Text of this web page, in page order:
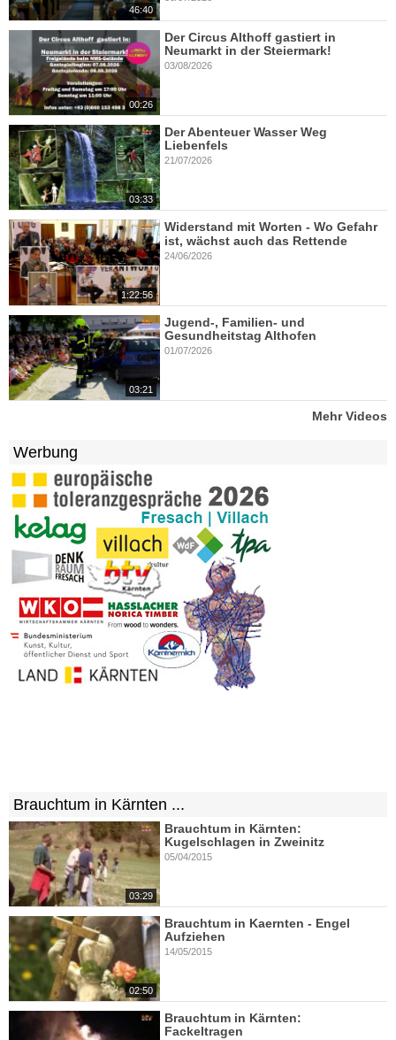
46:40
00:26
Der Circus Althoff gastiert in
Neumarkt in der Steiermark!
03/08/2026
03:33
Der Abenteuer Wasser Weg
Liebenfels
21/07/2026
1:22:56
Widerstand mit Worten - Wo Gefahr
ist, wächst auch das Rettende
24/06/2026
03:21
Jugend-, Familien- und
Gesundheitstag Althofen
01/07/2026
Mehr Videos
Werbung
Brauchtum in Kärnten ...
03:29
Brauchtum in Kärnten:
Kugelschlagen in Zweinitz
05/04/2015
02:50
Brauchtum in Kaernten - Engel
Aufziehen
14/05/2015
Brauchtum in Kärnten:
Fackeltragen